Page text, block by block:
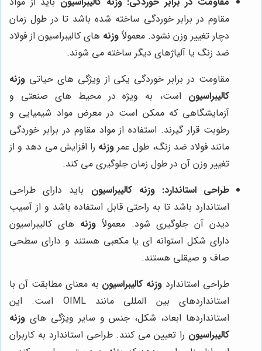
مقاوم در برابر خوردگی ساخته شده باشد تا در طول زمان
دچار تغییر وزن نشود. معمولاً وزنه های کالیبراسیون از فولاد
ضد زنگ یا آلیاژهای دیگر ساخته می شوند.
مقاومت در برابر خوردگی یکی از ویژگی های حیاتی وزنه
کالیبراسیون است، به ویژه در محیط های صنعتی و
آزمایشگاهی که ممکن است در معرض مواد شیمیایی و
رطوبت قرار گیرند. استفاده از مواد مقاوم در برابر خوردگی
مانند فولاد ضد زنگ، طول عمر وزنه را افزایش می دهد و از
تغییر وزن آن در طول زمان جلوگیری می کند.
طراحی استاندارد: وزنه کالیبراسیون باید دارای طراحی
استاندارد باشد تا به راحتی قابل استفاده باشد و از آسیب
دیدن آن جلوگیری شود. معمولاً وزنه های کالیبراسیون
دارای شکل استوانه ای یا مکعبی هستند و دارای سطحی
صاف و صیقلی هستند.
طراحی استاندارد وزنه کالیبراسیون به معنای مطابقت آن با
استانداردهای بین المللی مانند OIML است. این
استانداردها ابعاد، شکل، جنس و سایر ویژگی های وزنه
کالیبراسیون را تعیین می کنند. طراحی استاندارد به کاربران